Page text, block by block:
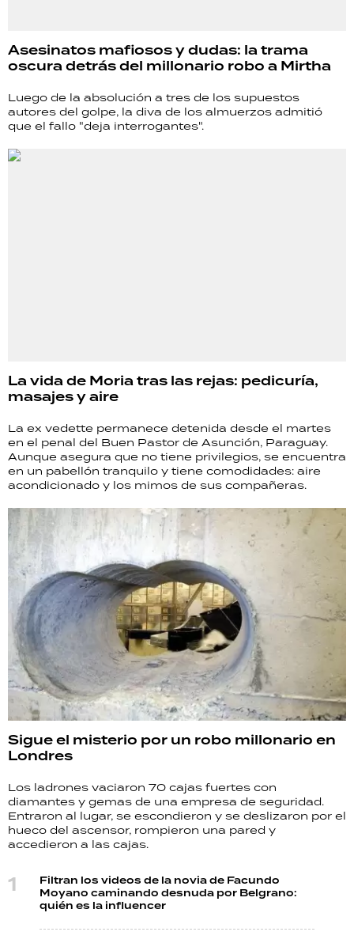
Asesinatos mafiosos y dudas: la trama
oscura detrás del millonario robo a Mirtha
Luego de la absolución a tres de los supuestos
autores del golpe, la diva de los almuerzos admitió
que el fallo "deja interrogantes".
La vida de Moria tras las rejas: pedicuría,
masajes y aire
La ex vedette permanece detenida desde el martes
en el penal del Buen Pastor de Asunción, Paraguay.
Aunque asegura que no tiene privilegios, se encuentra
en un pabellón tranquilo y tiene comodidades: aire
acondicionado y los mimos de sus compañeras.
Sigue el misterio por un robo millonario en
Londres
Los ladrones vaciaron 70 cajas fuertes con
diamantes y gemas de una empresa de seguridad.
Entraron al lugar, se escondieron y se deslizaron por el
hueco del ascensor, rompieron una pared y
accedieron a las cajas.
Filtran los videos de la novia de Facundo
Moyano caminando desnuda por Belgrano:
quién es la influencer